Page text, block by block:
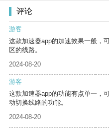
评论
游客
这款加速器app的加速效果一般，
区的线路。
2024-08-20
游客
这款加速器app的功能有点单一，
动切换线路的功能。
2024-08-20